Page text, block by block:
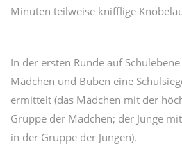
Minuten teilweise knifflige
In der ersten Runde auf
Mädchen und Buben eine
ermittelt (das Mädchen mit der
Gruppe der Mädchen; der Junge
in der Gruppe der Jungen).